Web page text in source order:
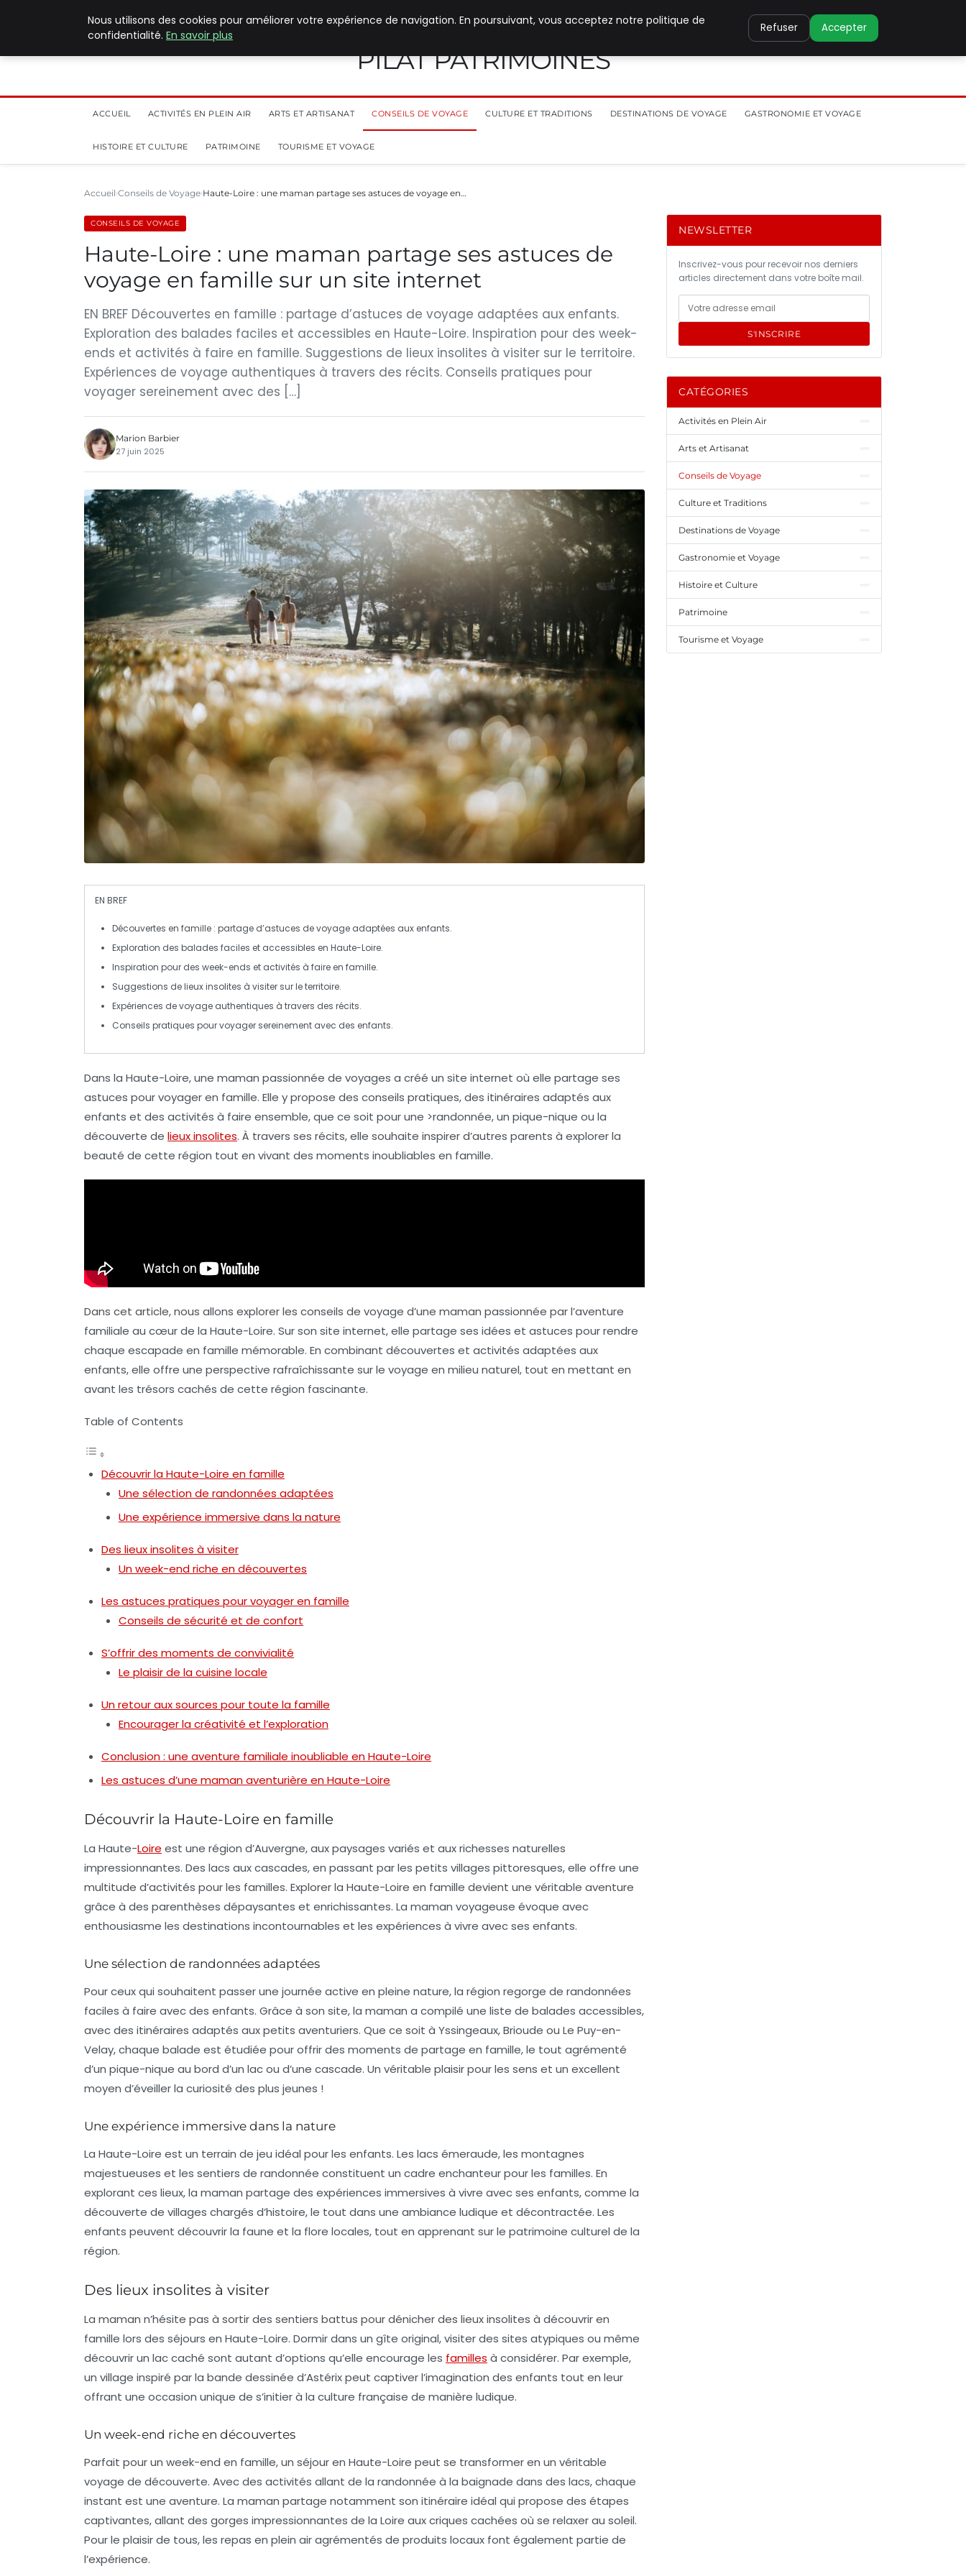
PILAT PATRIMOINES
ACCUEIL ACTIVITÉS EN PLEIN AIR ARTS ET ARTISANAT CONSEILS DE VOYAGE CULTURE ET TRADITIONS DESTINATIONS DE VOYAGE GASTRONOMIE ET VOYAGE
HISTOIRE ET CULTURE PATRIMOINE TOURISME ET VOYAGE
Accueil Conseils de Voyage Haute-Loire : une maman partage ses astuces de voyage en…
CONSEILS DE VOYAGE
Haute-Loire : une maman partage ses astuces de
voyage en famille sur un site internet
EN BREF Découvertes en famille : partage d’astuces de voyage adaptées aux enfants.
Exploration des balades faciles et accessibles en Haute-Loire. Inspiration pour des week-
ends et activités à faire en famille. Suggestions de lieux insolites à visiter sur le territoire.
Expériences de voyage authentiques à travers des récits. Conseils pratiques pour
voyager sereinement avec des […]
Marion Barbier
27 juin 2025
EN BREF
Découvertes en famille : partage d’astuces de voyage adaptées aux enfants.
Exploration des balades faciles et accessibles en Haute-Loire.
Inspiration pour des week-ends et activités à faire en famille.
Suggestions delieux insolites à visiter sur le territoire.
Expériences de voyage authentiques à travers des récits.
Conseils pratiques pourvoyager sereinement avec des enfants.
Dans la Haute-Loire, une maman passionnée de voyages a créé un site internet où elle partage ses
astuces pour voyager en famille. Elle y propose des conseils pratiques, des itinéraires adaptés aux
enfants et des activités à faire ensemble, que ce soit pour une >randonnée, un pique-nique ou la
découverte de lieux insolites. À travers ses récits, elle souhaite inspirer d’autres parents à explorer la
beauté de cette région tout en vivant des moments inoubliables en famille.
Dans cet article, nous allons explorer les conseils de voyage d’une maman passionnée par l’aventure
familiale au cœur de la Haute-Loire. Sur son site internet, elle partage ses idées et astuces pour rendre
chaque escapade en famille mémorable. En combinant découvertes et activités adaptées aux
enfants, elle offre une perspective rafraîchissante sur le voyage en milieu naturel, tout en mettant en
avant les trésors cachés de cette région fascinante.
Table of Contents
Découvrir la Haute-Loire en famille
Une sélection de randonnées adaptées
Une expérience immersive dans la nature
Des lieux insolites à visiter
Un week-end riche en découvertes
Les astuces pratiques pour voyager en famille
Conseils de sécurité et de confort
S’offrir des moments de convivialité
Le plaisir de la cuisine locale
Un retour aux sources pour toute la famille
Encourager la créativité et l’exploration
Conclusion : une aventure familiale inoubliable en Haute-Loire
Les astuces d’une maman aventurière en Haute-Loire
Découvrir la Haute-Loire en famille
La Haute-Loire est une région d’Auvergne, aux paysages variés et aux richesses naturelles
impressionnantes. Des lacs aux cascades, en passant par les petits villages pittoresques, elle offre une
multitude d’activités pour les familles. Explorer la Haute-Loire en famille devient une véritable aventure
grâce à des parenthèses dépaysantes et enrichissantes. La maman voyageuse évoque avec
enthousiasme les destinations incontournables et les expériences à vivre avec ses enfants.
Une sélection de randonnées adaptées
Pour ceux qui souhaitent passer une journée active en pleine nature, la région regorge de randonnées
faciles à faire avec des enfants. Grâce à son site, la maman a compilé une liste de balades accessibles,
avec des itinéraires adaptés aux petits aventuriers. Que ce soit à Yssingeaux, Brioude ou Le Puy-en-
Velay, chaque balade est étudiée pour offrir des moments de partage en famille, le tout agrémenté
d’un pique-nique au bord d’un lac ou d’une cascade. Un véritable plaisir pour les sens et un excellent
moyen d’éveiller la curiosité des plus jeunes !
Une expérience immersive dans la nature
La Haute-Loire est un terrain de jeu idéal pour les enfants. Les lacs émeraude, les montagnes
majestueuses et les sentiers de randonnée constituent un cadre enchanteur pour les familles. En
explorant ces lieux, la maman partage des expériences immersives à vivre avec ses enfants, comme la
découverte de villages chargés d’histoire, le tout dans une ambiance ludique et décontractée. Les
enfants peuvent découvrir la faune et la flore locales, tout en apprenant sur le patrimoine culturel de la
région.
Des lieux insolites à visiter
La maman n’hésite pas à sortir des sentiers battus pour dénicher des lieux insolites à découvrir en
famille lors des séjours en Haute-Loire. Dormir dans un gîte original, visiter des sites atypiques ou même
découvrir un lac caché sont autant d’options qu’elle encourage les familles à considérer. Par exemple,
un village inspiré par la bande dessinée d’Astérix peut captiver l’imagination des enfants tout en leur
offrant une occasion unique de s’initier à la culture française de manière ludique.
Un week-end riche en découvertes
Parfait pour un week-end en famille, un séjour en Haute-Loire peut se transformer en un véritable
voyage de découverte. Avec des activités allant de la randonnée à la baignade dans des lacs, chaque
instant est une aventure. La maman partage notamment son itinéraire idéal qui propose des étapes
captivantes, allant des gorges impressionnantes de la Loire aux criques cachées où se relaxer au soleil.
Pour le plaisir de tous, les repas en plein air agrémentés de produits locaux font également partie de
l’expérience.
NEWSLETTER
Inscrivez-vous pour recevoir nos derniers
articles directement dans votre boîte mail.
S'INSCRIRE
CATÉGORIES
Activités en Plein Air
Arts et Artisanat
Conseils de Voyage
Culture et Traditions
Destinations de Voyage
Gastronomie et Voyage
Histoire et Culture
Patrimoine
Tourisme et Voyage
Nous utilisons des cookies pour améliorer votre expérience de navigation. En poursuivant, vous acceptez notre politique de
confidentialité. En savoir plus
Refuser Accepter